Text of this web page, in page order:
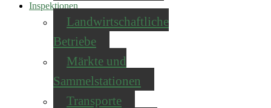
Inspektionen
Landwirtschaftliche
Betriebe
Märkte und
Sammelstationen
Transporte